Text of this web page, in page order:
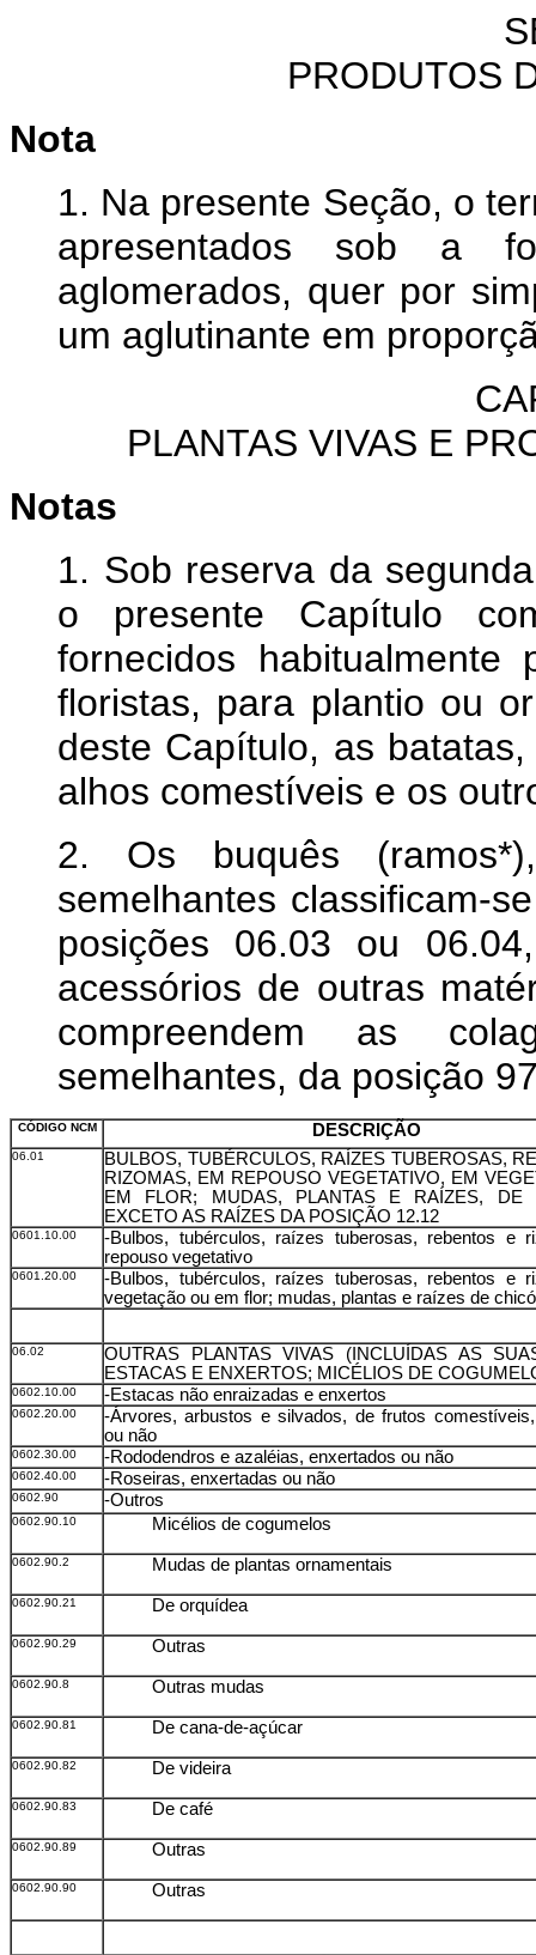
PRODUTOS
Nota
1. Na presente Seção, o
apresentados sob a
aglomerados, quer por
um aglutinante em
PLANTAS VIVAS E
Notas
1. Sob reserva da
o presente Capítulo
fornecidos habitualmente
floristas, para plantio ou
deste Capítulo, as
alhos comestíveis e os
2. Os buquês
semelhantes classificam-
posições 06.03 ou
acessórios de outras
compreendem as
semelhantes, da posição
CÓDIGO NCM DESCRIÇÃO
06.01
BULBOS, TUBÉRCULOS, RAÍZES TUBEROSAS,
RIZOMAS, EM REPOUSO VEGETATIVO, EM
EM FLOR; MUDAS, PLANTAS E RAÍZES, DE
EXCETO AS RAÍZES DA POSIÇÃO 12.12
0601.10.00
-Bulbos, tubérculos, raízes tuberosas, rebentos e
repouso vegetativo
0601.20.00
-Bulbos, tubérculos, raízes tuberosas, rebentos e
vegetação ou em flor; mudas, plantas e raízes de
06.02
OUTRAS PLANTAS VIVAS (INCLUÍDAS AS
ESTACAS E ENXERTOS; MICÉLIOS DE
0602.10.00 -Estacas não enraizadas e enxertos
0602.20.00
-Árvores, arbustos e silvados, de frutos
ou não
0602.30.00 -Rododendros e azaléias, enxertados ou não
0602.40.00 -Roseiras, enxertadas ou não
0602.90 -Outros
0602.90.10 Micélios de cogumelos
0602.90.2 Mudas de plantas ornamentais
0602.90.21 De orquídea
0602.90.29 Outras
0602.90.8 Outras mudas
0602.90.81 De cana-de-açúcar
0602.90.82 De videira
0602.90.83 De café
0602.90.89 Outras
0602.90.90 Outras